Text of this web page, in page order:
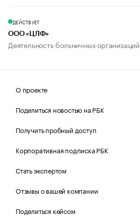
ДЕЙСТВУЕТ
ООО «ЦЛФ»
Деятельность больничных организаций
О проекте
Поделиться новостью на РБК
Получить пробный доступ
Корпоративная подписка РБК
Стать экспертом
Отзывы о вашей компании
Поделиться кейсом